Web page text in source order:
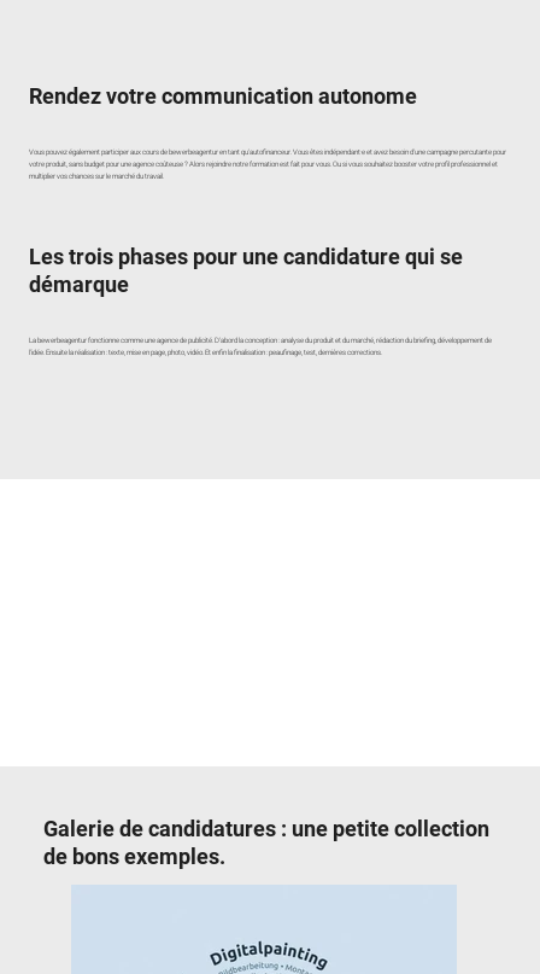
Rendez votre communication autonome
Vous pouvez également participer aux cours de bewerbeagentur en tant qu'autofinanceur. Vous êtes indépendant·e et avez besoin d'une campagne percutante pour
votre produit, sans budget pour une agence coûteuse ? Alors rejoindre notre formation est fait pour vous. Ou si vous souhaitez booster votre profil professionnel et
multiplier vos chances sur le marché du travail.
Les trois phases pour une candidature qui se
démarque
La bewerbeagentur fonctionne comme une agence de publicité. D'abord la conception : analyse du produit et du marché, rédaction du briefing, développement de
l'idée. Ensuite la réalisation : texte, mise en page, photo, vidéo. Et enfin la finalisation : peaufinage, test, dernières corrections.
Galerie de candidatures : une petite collection
de bons exemples.